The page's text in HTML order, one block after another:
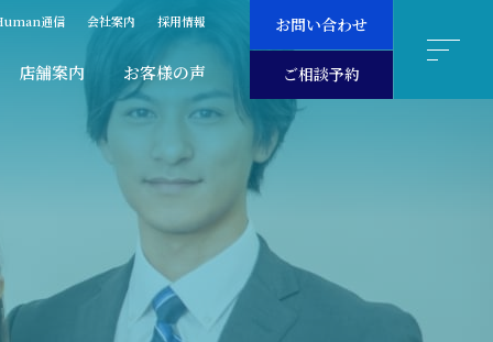
通信 会社案内 採用情報
店舗案内 お客様の声
お問い合わせ
ご相談予約